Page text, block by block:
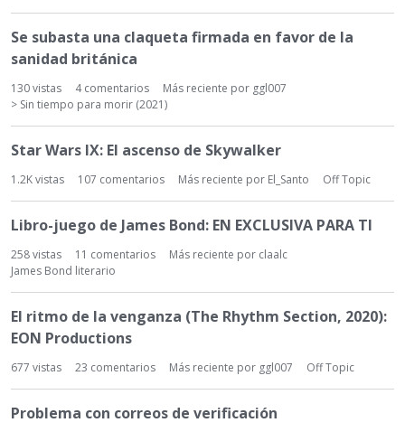
Se subasta una claqueta firmada en favor de la
sanidad británica
130vistas 4comentarios Más reciente por ggl007
> Sin tiempo para morir (2021)
Star Wars IX: El ascenso de Skywalker
1.2Kvistas 107 comentarios Más reciente por El_Santo Off Topic
Libro-juego de James Bond: EN EXCLUSIVA PARA TI
258vistas 11 comentarios Más reciente por claalc
James Bond literario
El ritmo de la venganza (The Rhythm Section, 2020):
EON Productions
677 vistas 23 comentarios Más reciente por ggl007 Off Topic
Problema con correos de verificación